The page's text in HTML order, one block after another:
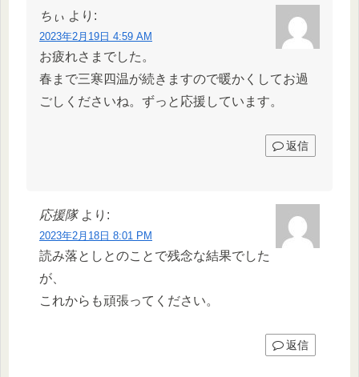
ちぃ より:
2023年2月19日 4:59 AM
お疲れさまでした。
春まで三寒四温が続きますので暖かくしてお過
ごしくださいね。ずっと応援しています。
返信
応援隊 より:
2023年2月18日 8:01 PM
読み落としとのことで残念な結果でした
が、
これからも頑張ってください。
返信